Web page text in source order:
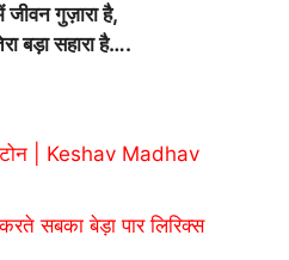
जीवन गुज़ारा है,
बड़ा सहारा है….
| Keshav Madhav
सबका बेड़ा पार लिरिक्स